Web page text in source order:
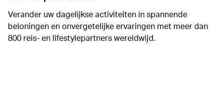
Verander uw dagelijkse activiteiten in spannende
beloningen en onvergetelijke ervaringen met meer dan
800 reis- en lifestylepartners wereldwijd.